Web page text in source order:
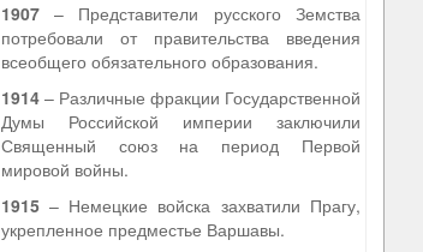
1907– Представители русского Земства
потребовали от правительства введения
всеобщего обязательного образования.
1914– Различные фракции Государственной
Думы Российской империи заключили
Священный союз на период Первой
мировой войны.
1915– Немецкие войска захватили Прагу,
укрепленное предместье Варшавы.